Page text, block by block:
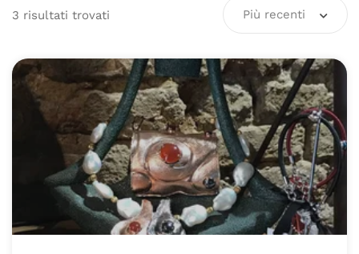
3 risultati trovati Più recenti